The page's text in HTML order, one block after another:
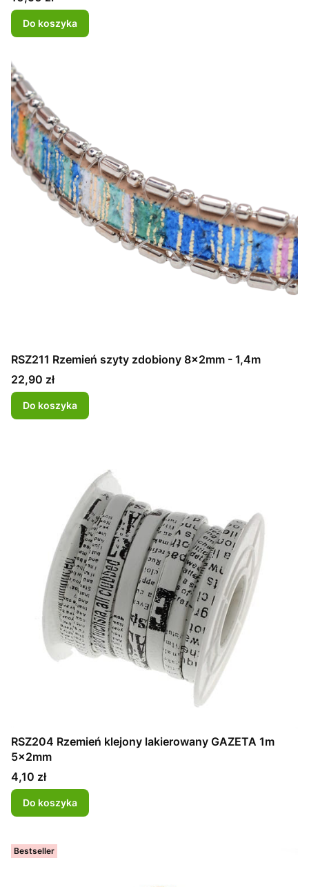
Do koszyka
RSZ211 Rzemień szyty zdobiony 8x2mm - 1,4m
Cena
22,90 zł
Do koszyka
RSZ204 Rzemień klejony lakierowany GAZETA 1m
5x2mm
Cena
4,10 zł
Do koszyka
Bestseller